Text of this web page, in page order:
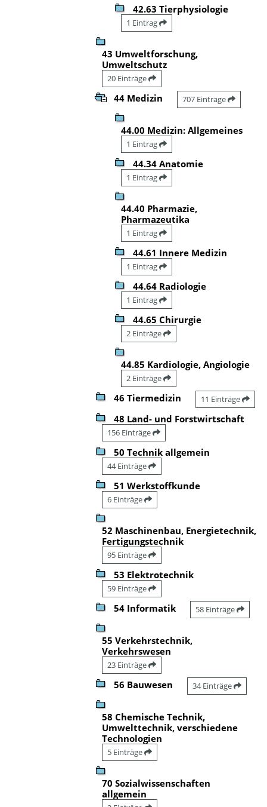
42.63 Tierphysiologie
1 Eintrag
43 Umweltforschung,
Umweltschutz
20 Einträge
44 Medizin 707 Einträge
44.00 Medizin: Allgemeines
1 Eintrag
44.34 Anatomie
1 Eintrag
44.40 Pharmazie,
Pharmazeutika
1 Eintrag
44.61 Innere Medizin
1 Eintrag
44.64 Radiologie
1 Eintrag
44.65 Chirurgie
2 Einträge
44.85 Kardiologie, Angiologie
2 Einträge
46 Tiermedizin 11 Einträge
48 Land- und Forstwirtschaft
156 Einträge
50 Technik allgemein
44 Einträge
51 Werkstoffkunde
6 Einträge
52 Maschinenbau, Energietechnik,
Fertigungstechnik
95 Einträge
53 Elektrotechnik
59 Einträge
54 Informatik 58 Einträge
55 Verkehrstechnik,
Verkehrswesen
23 Einträge
56 Bauwesen 34 Einträge
58 Chemische Technik,
Umwelttechnik, verschiedene
Technologien
5 Einträge
70 Sozialwissenschaften
allgemein